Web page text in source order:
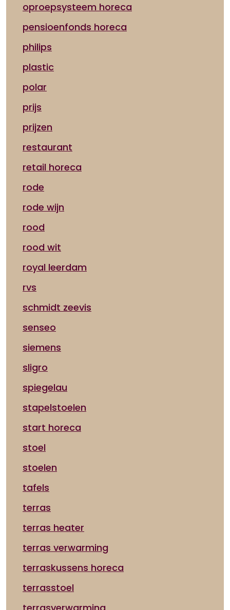
oproepsysteem horeca
pensioenfonds horeca
philips
plastic
polar
prijs
prijzen
restaurant
retail horeca
rode
rode wijn
rood
rood wit
royal leerdam
rvs
schmidt zeevis
senseo
siemens
sligro
spiegelau
stapelstoelen
start horeca
stoel
stoelen
tafels
terras
terras heater
terras verwarming
terraskussens horeca
terrasstoel